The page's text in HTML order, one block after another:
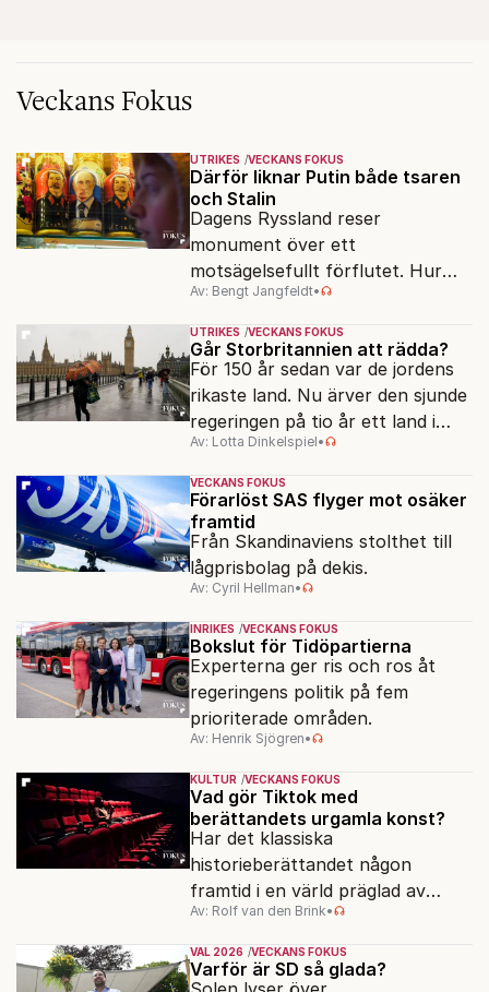
Veckans Fokus
UTRIKES VECKANS FOKUS
Därför liknar Putin både tsaren
och Stalin
Dagens Ryssland reser
monument över ett
motsägelsefullt förflutet. Hur
kunde två revolutioner förändra
hela samhället – utan att rubba
den ryska statsidén?
Av: Bengt Jangfeldt•
UTRIKES VECKANS FOKUS
Går Storbritannien att rädda?
För 150 år sedan var de jordens
rikaste land. Nu ärver den sjunde
regeringen på tio år ett land i
politiskt och ekonomiskt kaos.
Av: Lotta Dinkelspiel•
VECKANS FOKUS
Förarlöst SAS flyger mot osäker
framtid
Från Skandinaviens stolthet till
lågprisbolag på dekis.
Av: Cyril Hellman•
INRIKES VECKANS FOKUS
Bokslut för Tidöpartierna
Experterna ger ris och ros åt
regeringens politik på fem
prioriterade områden.
Av: Henrik Sjögren•
KULTUR VECKANS FOKUS
Vad gör Tiktok med
berättandets urgamla konst?
Har det klassiska
historieberättandet någon
framtid i en värld präglad av
underhållning, effektsökeri och
sekundsnabba kickar?
Av: Rolf van den Brink•
VAL 2026 VECKANS FOKUS
Varför är SD så glada?